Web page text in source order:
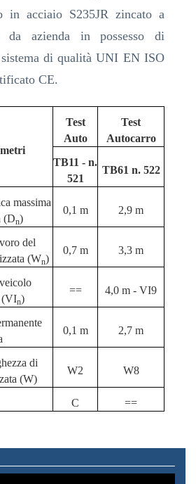
in acciaio S235JR zincato a
da azienda in possesso di
di qualità UNI EN ISO
CE.
Test
Auto
Test
Autocarro
TB11 - n.
521
TB61 n. 522
massima
(Dn)
0,1 m 2,9 m
del
(Wn)
0,7 m 3,3 m
(VIn)
== 4,0 m - VI9
0,1 m 2,7 m
di
(W)
W2 W8
C ==